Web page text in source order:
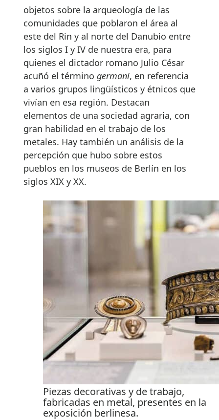
objetos sobre la arqueología de las
comunidades que poblaron el área al
este del Rin y al norte del Danubio entre
los siglos I y IV de nuestra era, para
quienes el dictador romano Julio César
acuñó el término germani, en referencia
a varios grupos lingüísticos y étnicos que
vivían en esa región. Destacan
elementos de una sociedad agraria, con
gran habilidad en el trabajo de los
metales. Hay también un análisis de la
percepción que hubo sobre estos
pueblos en los museos de Berlín en los
siglos XIX y XX.
Piezas decorativas y de trabajo,
fabricadas en metal, presentes en la
exposición berlinesa.